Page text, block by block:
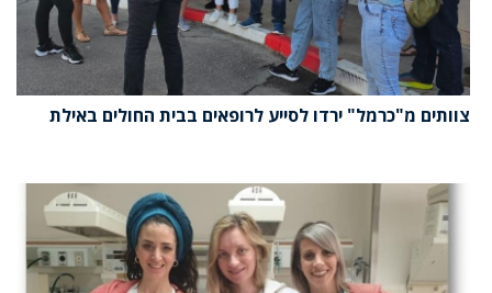
צוותים מ"כרמל" ירדו לסייע לרופאים בבית החולים באילת